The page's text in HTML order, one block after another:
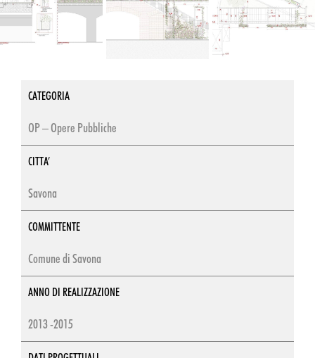
CATEGORIA
OP – Opere Pubbliche
CITTA’
Savona
COMMITTENTE
Comune di Savona
ANNO DI REALIZZAZIONE
2013 -2015